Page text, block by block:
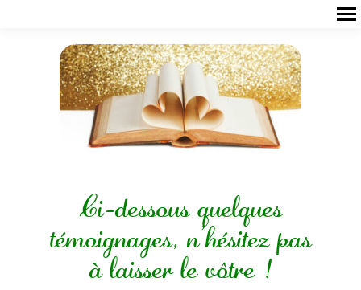
Ci-dessous quelques
témoignages, n’hésitez pas
à laisser le vôtre !